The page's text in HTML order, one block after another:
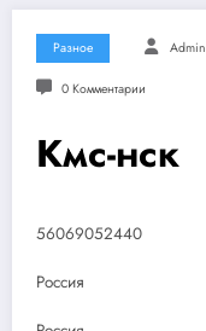
Разное Admin
0 Комментарии
Кмс-нск
56069052440
Россия